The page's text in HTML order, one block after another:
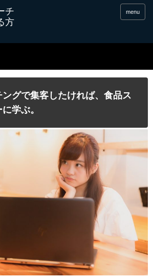
menu
ングで集客したければ、食品ス
学ぶ。